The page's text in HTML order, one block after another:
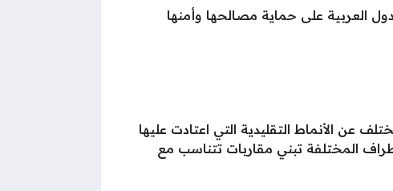
العربية على حماية مصالحها وأمنها
عن الأنماط التقليدية التي اعتادت عليها
المختلفة تبني مقاربات تتناسب مع